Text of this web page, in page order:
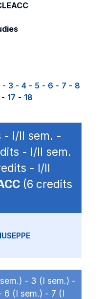
- 3 - 4 - 5 - 6 - 7 - 8
- 17 - 18
- I/II sem. -
- I/II sem.
- I/II
(6 credits
- 3 (I sem.) -
6 (I sem.) - 7 (I